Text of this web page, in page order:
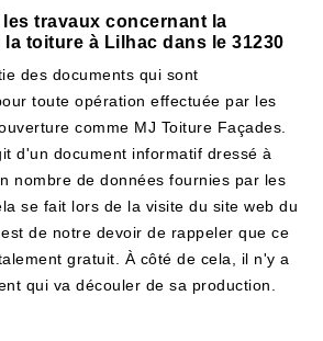
travaux concernant la
toiture à Lilhac dans le 31230
des documents qui sont
toute opération effectuée par les
comme MJ Toiture Façades.
d'un document informatif dressé à
nombre de données fournies par les
se fait lors de la visite du site web du
de notre devoir de rappeler que ce
gratuit. À côté de cela, il n'y a
qui va découler de sa production.